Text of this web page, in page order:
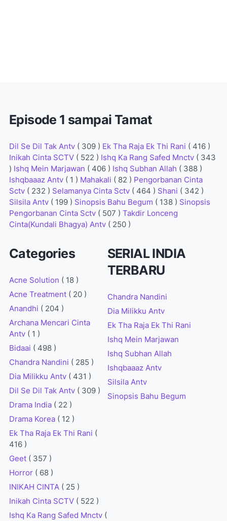
Episode 1 sampai Tamat
Dil Se Dil Tak Antv ( 309 ) Ek Tha Raja Ek Thi Rani ( 416 )
Inikah Cinta SCTV ( 522 ) Ishq Ka Rang Safed Mnctv ( 343
) Ishq Mein Marjawan ( 406 ) Ishq Subhan Allah ( 388 )
Ishqbaaaz Antv ( 1 ) Mahakali ( 82 ) Pengorbanan Cinta
Sctv ( 232 ) Selamanya Cinta Sctv ( 464 ) Shani ( 342 )
Silsila Antv ( 199 ) Sinopsis Bahu Begum ( 138 ) Sinopsis
Pengorbanan Cinta Sctv ( 507 ) Takdir Lonceng
Cinta(Kundali Bhagya) Antv ( 250 )
Categories
Acne Solution ( 18 )
Acne Treatment ( 20 )
Anandhi ( 204 )
Archana Mencari Cinta
Antv ( 1 )
Bidaai ( 498 )
Chandra Nandini ( 285 )
Dia Milikku Antv ( 431 )
Dil Se Dil Tak Antv ( 309 )
Drama India ( 22 )
Drama Korea ( 12 )
Ek Tha Raja Ek Thi Rani (
416 )
Geet ( 357 )
Horror ( 68 )
INIKAH CINTA ( 25 )
Inikah Cinta SCTV ( 522 )
Ishq Ka Rang Safed Mnctv (
SERIAL INDIA
TERBARU
Chandra Nandini
Dia Milikku Antv
Ek Tha Raja Ek Thi Rani
Ishq Mein Marjawan
Ishq Subhan Allah
Ishqbaaaz Antv
Silsila Antv
Sinopsis Bahu Begum